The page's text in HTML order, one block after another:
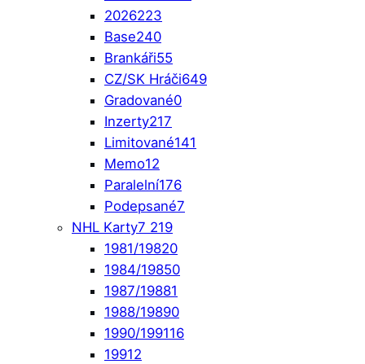
2026223
Base240
Brankáři55
CZ/SK Hráči649
Gradované0
Inzerty217
Limitované141
Memo12
Paralelní176
Podepsané7
NHL Karty7 219
1981/19820
1984/19850
1987/19881
1988/19890
1990/199116
19912